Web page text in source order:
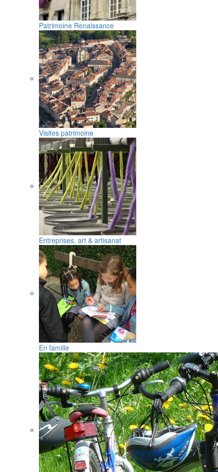
Patrimoine Renaissance
Visites patrimoine
Entreprises, art & artisanat
En famille